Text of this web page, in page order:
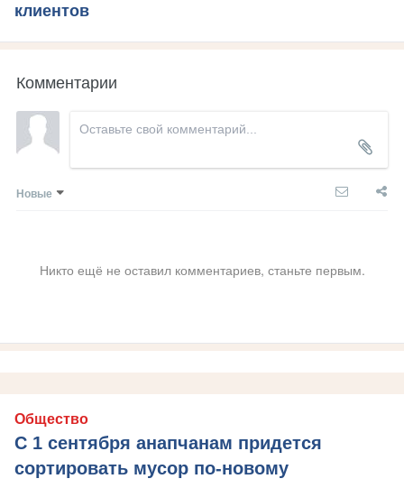
клиентов
Комментарии
Новые
Никто ещё не оставил комментариев, станьте первым.
Общество
С 1 сентября анапчанам придется
сортировать мусор по-новому